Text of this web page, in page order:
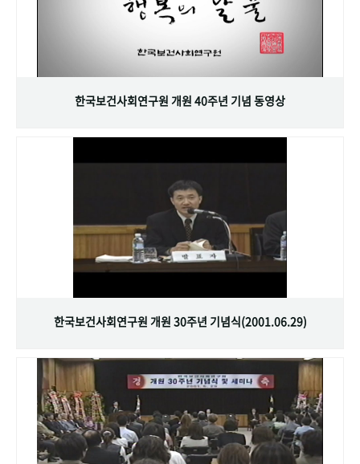
한국보건사회연구원 개원 40주년 기념 동영상
한국보건사회연구원 개원 30주년 기념식(2001.06.29)